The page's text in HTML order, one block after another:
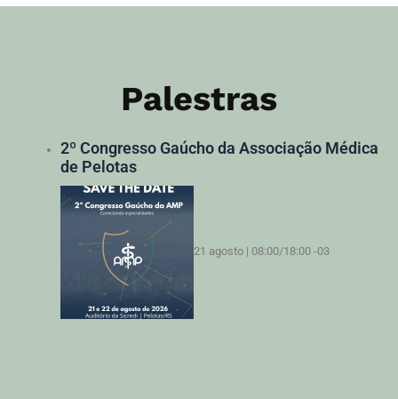
Palestras
2º Congresso Gaúcho da Associação Médica
de Pelotas
21 agosto | 08:00/18:00 -03